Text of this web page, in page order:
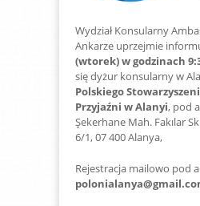
Wydział Konsularny
Ankarze uprzejmie
(wtorek) w godzinach
się dyżur konsularny w
Polskiego
Przyjaźni w Alanyi, pod
Şekerhane Mah. Fakılar
6/1, 07 400 Alanya,
Rejestracja mailowo pod